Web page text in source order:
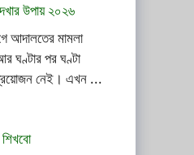
উপায় ২০২৬
আদালতের মামলা
ঘণ্টার পর ঘণ্টা
প্রয়োজন নেই। এখন ...
শিখবো